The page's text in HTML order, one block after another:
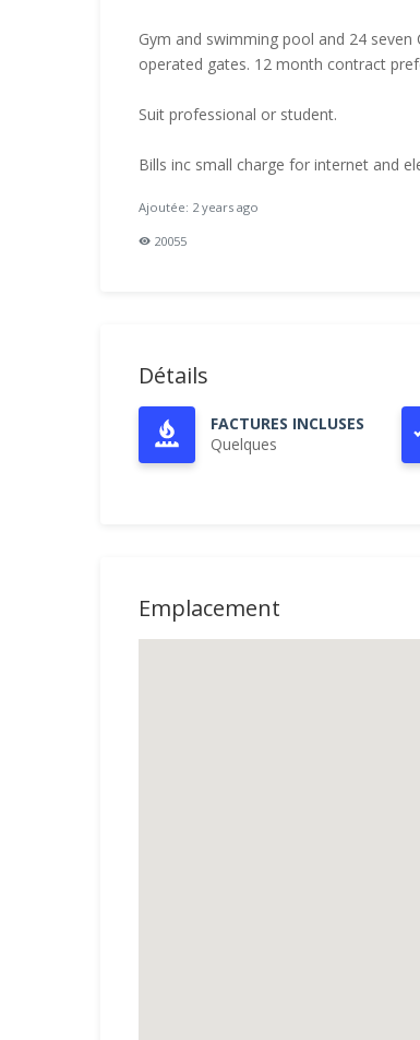
Gym and swimming pool and 24
operated gates. 12 month contract
Suit professional or student.
Bills inc small charge for internet and
Ajoutée: 2 years ago
20055
Détails
FACTURES INCLUSES
Quelques
Emplacement